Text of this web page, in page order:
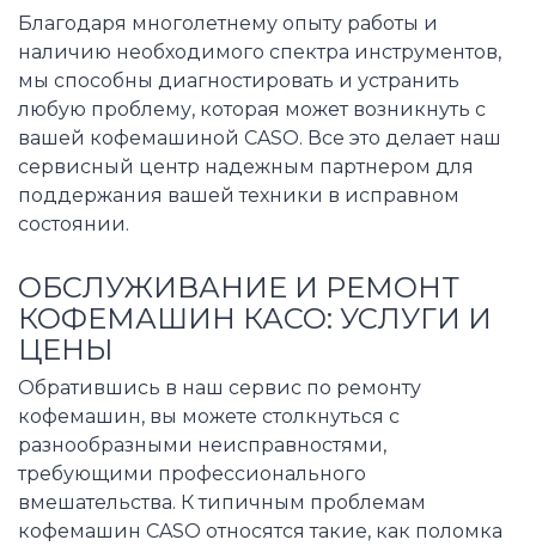
Благодаря многолетнему опыту работы и
наличию необходимого спектра инструментов,
мы способны диагностировать и устранить
любую проблему, которая может возникнуть с
вашей кофемашиной CASO. Все это делает наш
сервисный центр надежным партнером для
поддержания вашей техники в исправном
состоянии.
ОБСЛУЖИВАНИЕ И РЕМОНТ
КОФЕМАШИН КАСО: УСЛУГИ И
ЦЕНЫ
Обратившись в наш сервис по ремонту
кофемашин, вы можете столкнуться с
разнообразными неисправностями,
требующими профессионального
вмешательства. К типичным проблемам
кофемашин CASO относятся такие, как поломка